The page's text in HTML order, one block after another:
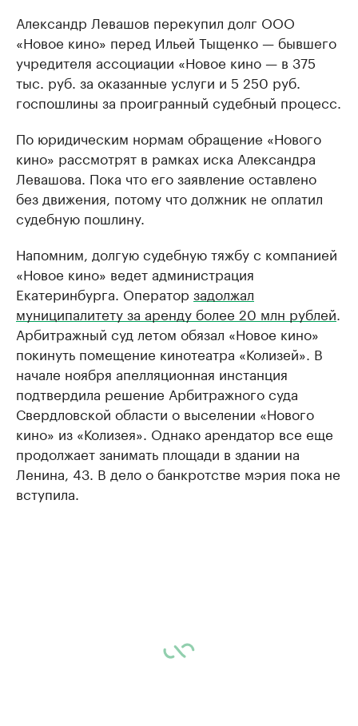
Александр Левашов перекупил долг ООО
«Новое кино» перед Ильей Тыщенко — бывшего
учредителя ассоциации «Новое кино — в 375
тыс. руб. за оказанные услуги и 5 250 руб.
госпошлины за проигранный судебный процесс.
По юридическим нормам обращение «Нового
кино» рассмотрят в рамках иска Александра
Левашова. Пока что его заявление оставлено
без движения, потому что должник не оплатил
судебную пошлину.
Напомним, долгую судебную тяжбу с компанией
«Новое кино» ведет администрация
Екатеринбурга. Оператор задолжал
муниципалитету за аренду более 20 млн рублей
Арбитражный суд летом обязал «Новое кино»
покинуть помещение кинотеатра «Колизей». В
начале ноября апелляционная инстанция
подтвердила решение Арбитражного суда
Свердловской области о выселении «Нового
кино» из «Колизея». Однако арендатор все еще
продолжает занимать площади в здании на
Ленина, 43. В дело о банкротстве мэрия пока не
вступила.